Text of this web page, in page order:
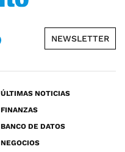
NEWSLETTER
ÚLTIMAS NOTICIAS
FINANZAS
BANCO DE DATOS
NEGOCIOS